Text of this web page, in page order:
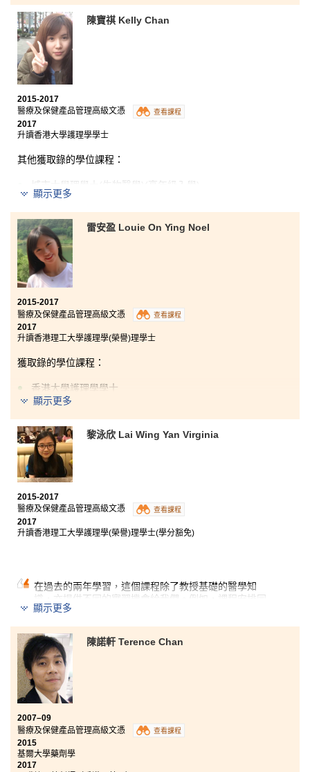
陳寶祺 Kelly Chan
2015-2017
醫療及保健產品管理高級文憑
查看課程
2017
升讀香港大學護理學學士
其他獲取錄的學位課程：
城市大學理學士(生物醫學)(高年級入學)
我在這個課程不但學會很多醫療方面的知識, 還得到了寶
貴的課外學習經驗。除此之外, 老師對每一個學生都非常
重視和關心，讓我們感覺並不是自己一個人在孤軍作
戰。不要因為一次公開考試的失敗而氣餒, 永不言敗的精
神可帶給我們意想不到的結果。
顯示更多
雷安盈 Louie On Ying Noel
2015-2017
醫療及保健產品管理高級文憑
查看課程
2017
升讀香港理工大學護理學(榮譽)理學士
獲取錄的學位課程：
香港大學護理學學士
香港中文大學社區健康理學士(兩年制課程)
經過兩次DSE考試，仍然不能達標入讀本地大學，感覺
入大學是遙不可及的事情。後來，經朋友介紹下報讀醫
識，例如: 解剖心理學、微生物學和 藥物使用及藥理
學，為將來就讀的護理行業打好基礎。在課堂外，課程
亦提供不同的參觀和課外活動。去年暑假，不但有機會
到本地的心匯心臟及腦血管病檢查預防中心實習，更有
課程內容和對前路有明確的目標。
顯示更多
黎泳欣 Lai Wing Yan Virginia
2015-2017
醫療及保健產品管理高級文憑
查看課程
2017
升讀香港理工大學護理學(榮譽)理學士(學分豁免)
在過去的兩年學習，這個課程除了教授基礎的醫學知
識，亦提供不同的實習機會給我們。例如，課程安排同
學到訪台灣屏東大仁科技大學及進行研習，還有機會於
科學和醫護相關，有助我認清方向，確定我要成為專業
護士的目標。此外，講師們具豐富經驗亦十分關心同
學，常常耐心解答我們的升學問題，並提供適切的建議
和幫助。
顯示更多
陳諾軒 Terence Chan
2007–09
醫療及保健產品管理高級文憑
查看課程
2015
基爾大學藥劑學
2017